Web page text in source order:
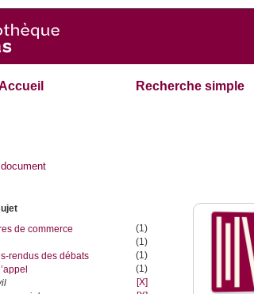
Recherche simple
document
de commerce
(1)
(1)
rendus des débats
(1)
(1)
[X]